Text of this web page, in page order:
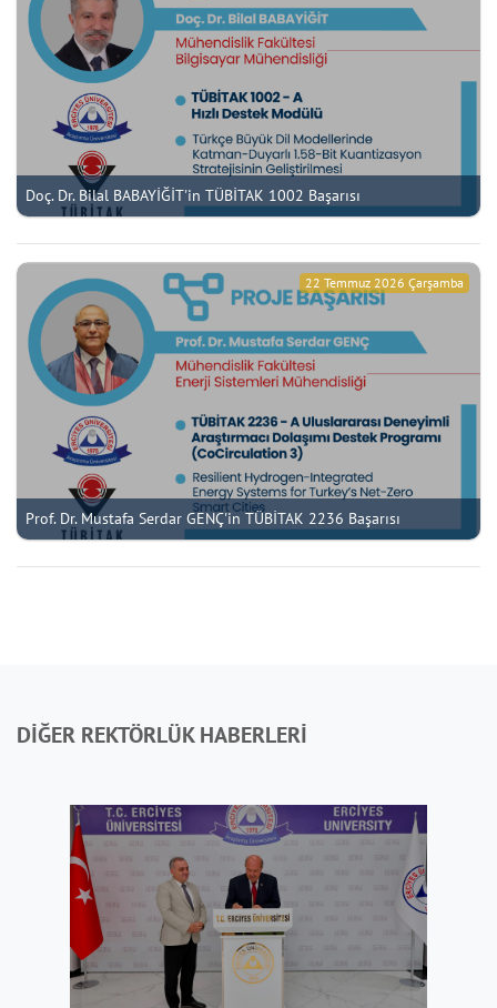
Doç. Dr. Bilal BABAYİĞİT'in TÜBİTAK 1002 Başarısı
Prof. Dr. Mustafa Serdar GENÇ'in TÜBİTAK 2236 Başarısı
22 Temmuz 2026 Çarşamba
DİĞER REKTÖRLÜK HABERLERİ